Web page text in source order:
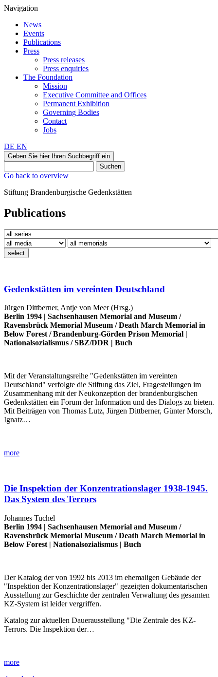
Navigation
News
Events
Publications
Press
Press releases
Press enquiries
The Foundation
Mission
Executive Committee and Offices
Permanent Exhibition
Governing Bodies
Contact
Jobs
DE EN
Geben Sie hier Ihren Suchbegriff ein
Suchen
Go back to overview
Stiftung Brandenburgische Gedenkstätten
Publications
select
Gedenkstätten im vereinten Deutschland
Jürgen Dittberner, Antje von Meer (Hrsg.)
Berlin 1994 | Sachsenhausen Memorial and Museum /
Ravensbrück Memorial Museum /Death March Memorial in
Below Forest /Brandenburg-Görden Prison Memorial |
Nationalsozialismus /SBZ/DDR | Buch
Mit der Veranstaltungsreihe "Gedenkstätten im vereinten
Deutschland" verfolgte die Stiftung das Ziel, Fragestellungen im
Zusammenhang mit der Neukonzeption der brandenburgischen
Gedenkstätten ein Forum der Information und des Dialogs zu bieten.
Mit Beiträgen von Thomas Lutz, Jürgen Dittberner, Günter Morsch,
Ignatz…
more
Die Inspektion der Konzentrationslager 1938-1945.
Das System des Terrors
Johannes Tuchel
Berlin 1994 | Sachsenhausen Memorial and Museum /
Ravensbrück Memorial Museum /Death March Memorial in
Below Forest | Nationalsozialismus | Buch
Der Katalog der von 1992 bis 2013 im ehemaligen Gebäude der
"Inspektion der Konzentrationslager" gezeigten dokumentarischen
Ausstellung zur Geschichte der zentralen Verwaltung des gesamten
KZ-System ist leider vergriffen.
Katalog zur aktuellen Dauerausstellung "Die Zentrale des KZ-
Terrors. Die Inspektion der…
more